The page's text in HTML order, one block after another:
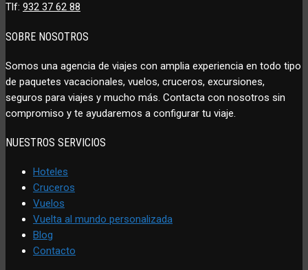
Tlf: 932 37 62 88
SOBRE NOSOTROS
Somos una agencia de viajes con amplia experiencia en todo tipo
de paquetes vacacionales, vuelos, cruceros, excursiones,
seguros para viajes y mucho más. Contacta con nosotros sin
compromiso y te ayudaremos a configurar tu viaje.
NUESTROS SERVICIOS
Hoteles
Cruceros
Vuelos
Vuelta al mundo personalizada
Blog
Contacto